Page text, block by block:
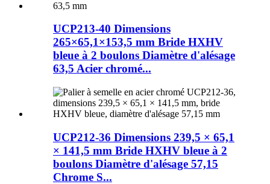
UCP213-40 Dimensions
265×65,1×153,5 mm Bride HXHV
bleue à 2 boulons Diamètre d'alésage
63,5 Acier chromé...
UCP212-36 Dimensions 239,5 × 65,1
× 141,5 mm Bride HXHV bleue à 2
boulons Diamètre d'alésage 57,15
Chrome S...